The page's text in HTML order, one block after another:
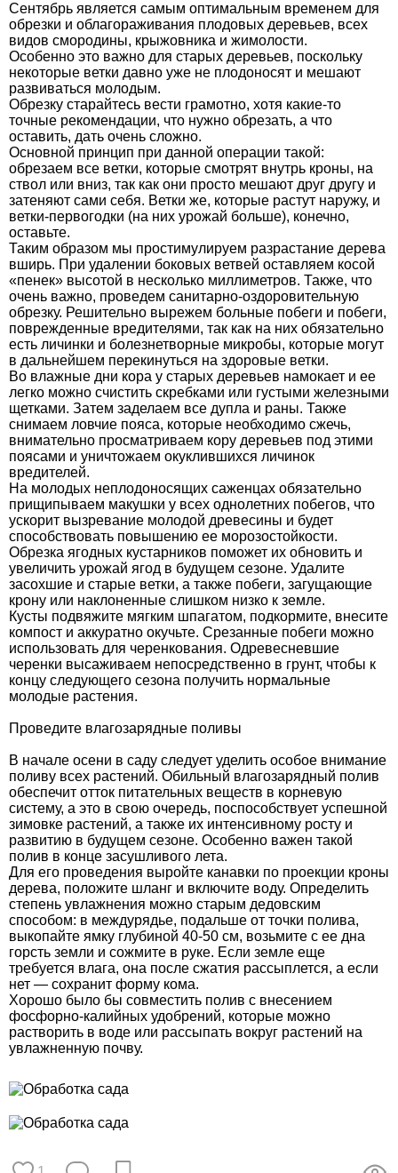
Сентябрь является самым оптимальным временем для
обрезки и облагораживания плодовых деревьев, всех
видов смородины, крыжовника и жимолости.
Особенно это важно для старых деревьев, поскольку
некоторые ветки давно уже не плодоносят и мешают
развиваться молодым.
Обрезку старайтесь вести грамотно, хотя какие-то
точные рекомендации, что нужно обрезать, а что
оставить, дать очень сложно.
Основной принцип при данной операции такой:
обрезаем все ветки, которые смотрят внутрь кроны, на
ствол или вниз, так как они просто мешают друг другу и
затеняют сами себя. Ветки же, которые растут наружу, и
ветки-первогодки (на них урожай больше), конечно,
оставьте.
Таким образом мы простимулируем разрастание дерева
вширь. При удалении боковых ветвей оставляем косой
«пенек» высотой в несколько миллиметров. Также, что
очень важно, проведем санитарно-оздоровительную
обрезку. Решительно вырежем больные побеги и побеги,
поврежденные вредителями, так как на них обязательно
есть личинки и болезнетворные микробы, которые могут
в дальнейшем перекинуться на здоровые ветки.
Во влажные дни кора у старых деревьев намокает и ее
легко можно счистить скребками или густыми железными
щетками. Затем заделаем все дупла и раны. Также
снимаем ловчие пояса, которые необходимо сжечь,
внимательно просматриваем кору деревьев под этими
поясами и уничтожаем окуклившихся личинок
вредителей.
На молодых неплодоносящих саженцах обязательно
прищипываем макушки у всех однолетних побегов, что
ускорит вызревание молодой древесины и будет
способствовать повышению ее морозостойкости.
Обрезка ягодных кустарников поможет их обновить и
увеличить урожай ягод в будущем сезоне. Удалите
засохшие и старые ветки, а также побеги, загущающие
крону или наклоненные слишком низко к земле.
Кусты подвяжите мягким шпагатом, подкормите, внесите
компост и аккуратно окучьте. Срезанные побеги можно
использовать для черенкования. Одревесневшие
черенки высаживаем непосредственно в грунт, чтобы к
концу следующего сезона получить нормальные
молодые растения.
Проведите влагозарядные поливы
В начале осени в саду следует уделить особое внимание
поливу всех растений. Обильный влагозарядный полив
обеспечит отток питательных веществ в корневую
систему, а это в свою очередь, поспособствует успешной
зимовке растений, а также их интенсивному росту и
развитию в будущем сезоне. Особенно важен такой
полив в конце засушливого лета.
Для его проведения выройте канавки по проекции кроны
дерева, положите шланг и включите воду. Определить
степень увлажнения можно старым дедовским
способом: в междурядье, подальше от точки полива,
выкопайте ямку глубиной 40-50 см, возьмите с ее дна
горсть земли и сожмите в руке. Если земле еще
требуется влага, она после сжатия рассыплется, а если
нет — сохранит форму кома.
Хорошо было бы совместить полив с внесением
фосфорно-калийных удобрений, которые можно
растворить в воде или рассыпать вокруг растений на
увлажненную почву.